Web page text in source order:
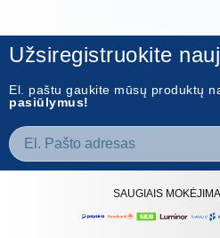
Užsiregistruokite
El. paštu gaukite mūsų produktų
pasiūlymus!
SAUGIAIS